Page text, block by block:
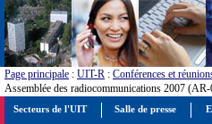
Page principale : UIT-R : Conférences et
Assemblée des radiocommunications 2007
Secteurs de l'UIT Salle de presse